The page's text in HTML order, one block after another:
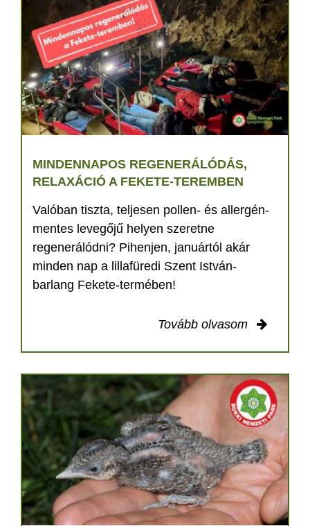
MINDENNAPOS REGENERÁLÓDÁS,
RELAXÁCIÓ A FEKETE-TEREMBEN
Valóban tiszta, teljesen pollen- és allergén-
mentes levegőjű helyen szeretne
regenerálódni? Pihenjen, januártól akár
minden nap a lillafüredi Szent István-
barlang Fekete-termében!
Tovább olvasom